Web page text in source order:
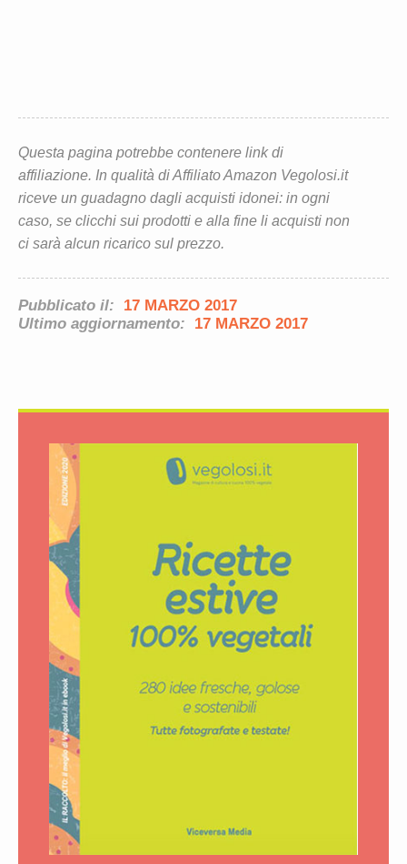
Questa pagina potrebbe contenere link di
affiliazione. In qualità di Affiliato Amazon Vegolosi.it
riceve un guadagno dagli acquisti idonei: in ogni
caso, se clicchi sui prodotti e alla fine li acquisti non
ci sarà alcun ricarico sul prezzo.
Pubblicato il:
17 MARZO 2017
Ultimo aggiornamento:
17 MARZO 2017